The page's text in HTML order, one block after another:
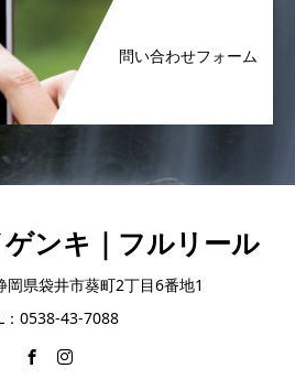
問い合わせフォーム
ンキ｜フルリール
県袋井市葵町2丁目6番地1
：0538-43-7088